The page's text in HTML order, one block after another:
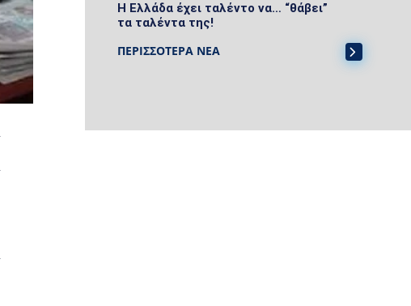
Η Ελλάδα έχει ταλέντο να… “θάβει”
τα ταλέντα της!
ΠΕΡΙΣΣΟΤΕΡΑ ΝΕΑ